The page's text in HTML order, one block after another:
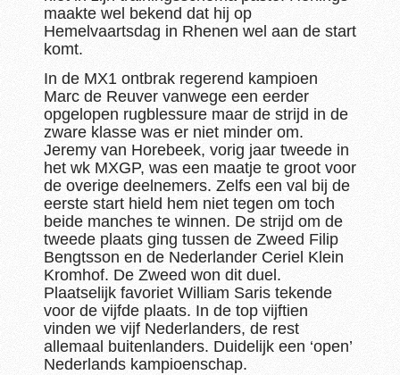
maakte wel bekend dat hij op
Hemelvaartsdag in Rhenen wel aan de start
komt.
In de MX1 ontbrak regerend kampioen
Marc de Reuver vanwege een eerder
opgelopen rugblessure maar de strijd in de
zware klasse was er niet minder om.
Jeremy van Horebeek, vorig jaar tweede in
het wk MXGP, was een maatje te groot voor
de overige deelnemers. Zelfs een val bij de
eerste start hield hem niet tegen om toch
beide manches te winnen. De strijd om de
tweede plaats ging tussen de Zweed Filip
Bengtsson en de Nederlander Ceriel Klein
Kromhof. De Zweed won dit duel.
Plaatselijk favoriet William Saris tekende
voor de vijfde plaats. In de top vijftien
vinden we vijf Nederlanders, de rest
allemaal buitenlanders. Duidelijk een ‘open’
Nederlands kampioenschap.